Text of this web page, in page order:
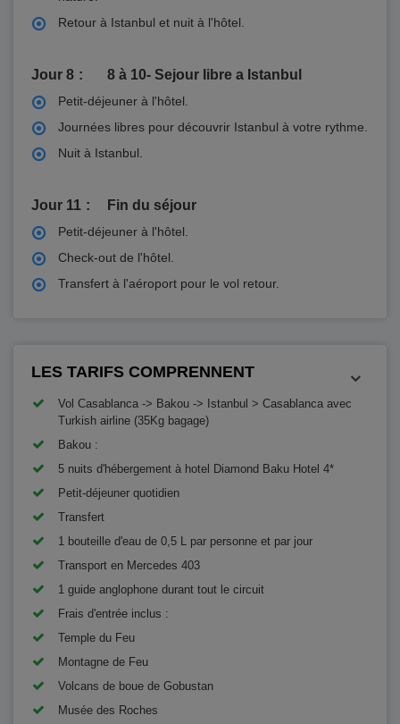
Retour à Istanbul et nuit à l'hôtel.
Jour 8 8 à 10- Sejour libre a Istanbul
Petit-déjeuner à l'hôtel.
Journées libres pour découvrir Istanbul à votre rythme.
Nuit à Istanbul.
Jour 11 Fin du séjour
Petit-déjeuner à l'hôtel.
Check-out de l'hôtel.
Transfert à l'aéroport pour le vol retour.
LES TARIFS COMPRENNENT
Vol Casablanca -> Bakou -> Istanbul > Casablanca avec
Turkish airline (35Kg bagage)
Bakou :
5 nuits d'hébergement à hotel Diamond Baku Hotel 4*
Petit-déjeuner quotidien
Transfert
1 bouteille d'eau de 0,5 L par personne et par jour
Transport en Mercedes 403
1 guide anglophone durant tout le circuit
Frais d'entrée inclus :
Temple du Feu
Montagne de Feu
Volcans de boue de Gobustan
Musée des Roches